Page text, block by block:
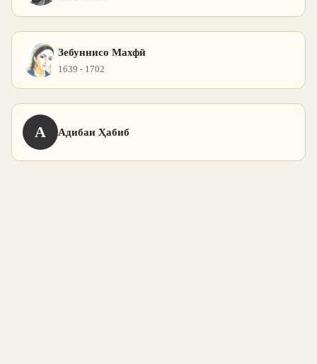
Зебуннисо Махфӣ
1639 - 1702
А Адибаи Ҳабиб